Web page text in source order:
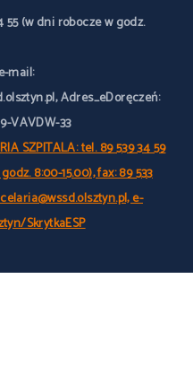
55 (w dni robocze w godz.
mail:
Adres_eDoręczeń:
VAVDW-33
SZPITALA: tel. 89 539 34 59
8:00-15.00), fax: 89 533
e-
SkrytkaESP